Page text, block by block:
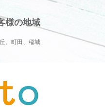
様の地域
、町田、稲城